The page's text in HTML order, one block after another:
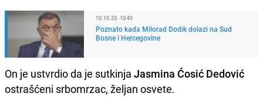
10.10.23. 10:43
Poznato kada Milorad Dodik dolazi na Sud
Bosne i Hercegovine
On je ustvrdio da je sutkinja Jasmina Ćosić Dedović
ostrašćeni srbomrzac, željan osvete.